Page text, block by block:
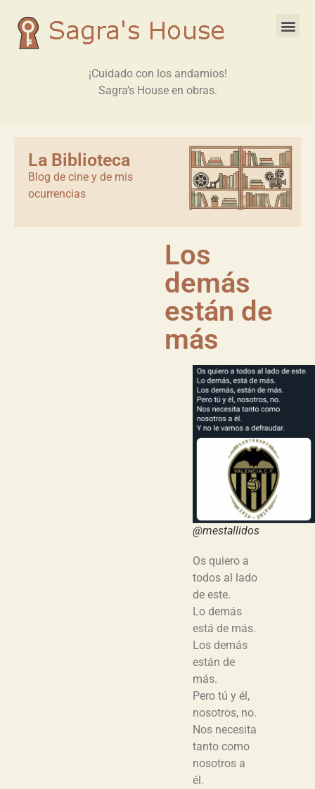
¡Cuidado con los andamios!
Sagra’s House en obras.
La Biblioteca
Blog de cine y de mis
ocurrencias
Los
demás
están de
más
@mestallidos
Os quiero a
todos al lado
de este.
Lo demás
está de más.
Los demás
están de
más.
Pero tú y él,
nosotros, no.
Nos necesita
tanto como
nosotros a
él.